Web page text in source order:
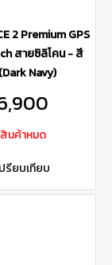
2 Premium GPS
สายซิลิโคน - สี
Navy)
สินค้าหมด
รียบเทียบ